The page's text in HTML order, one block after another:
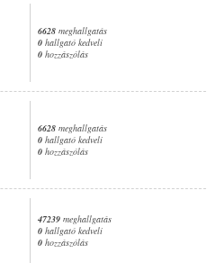
6628 meghallgatás
0 hallgató kedveli
0 hozzászólás
6628 meghallgatás
0 hallgató kedveli
0 hozzászólás
47239 meghallgatás
0 hallgató kedveli
0 hozzászólás